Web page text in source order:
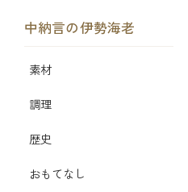
中納言の伊勢海老
素材
調理
歴史
おもてなし